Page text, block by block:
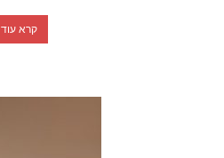
קרא עוד